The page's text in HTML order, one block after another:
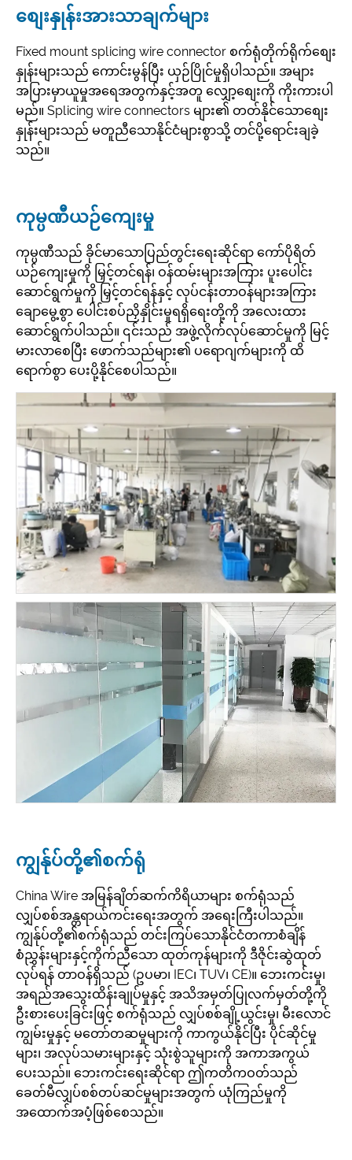
စျေးနှုန်းအားသာချက်များ
Fixed mount splicing wire connector စက်ရုံတိုက်ရိုက်စျေး
နှုန်းများသည် ကောင်းမွန်ပြီး ယှဉ်ပြိုင်မှုရှိပါသည်။ အများ
အပြားမှာယူမှုအရေအတွက်နှင့်အတူ လျှော့စျေးကို ကိုးကားပါ
မည်။ Splicing wire connectors များ၏ တတ်နိုင်သောစျေး
နှုန်းများသည် မတူညီသောနိုင်ငံများစွာသို့ တင်ပို့ရောင်းချခဲ့
သည်။
ကုမ္ပဏီယဉ်ကျေးမှု
ကုမ္ပဏီသည် ခိုင်မာသောပြည်တွင်းရေးဆိုင်ရာ ကော်ပိုရိတ်
ယဉ်ကျေးမှုကို မြှင့်တင်ရန်၊ ဝန်ထမ်းများအကြား ပူးပေါင်း
ဆောင်ရွက်မှုကို မြှင့်တင်ရန်နှင့် လုပ်ငန်းတာဝန်များအကြား
ချောမွေ့စွာ ပေါင်းစပ်ညှိနှိုင်းမှုရရှိရေးတို့ကို အလေးထား
ဆောင်ရွက်ပါသည်။ ၎င်းသည် အဖွဲ့လိုက်လုပ်ဆောင်မှုကို မြင့်
မားလာစေပြီး ဖောက်သည်များ၏ ပရောဂျက်များကို ထိ
ရောက်စွာ ပေးပို့နိုင်စေပါသည်။
ကျွန်ုပ်တို့၏စက်ရုံ
China Wire အမြန်ချိတ်ဆက်ကိရိယာများ စက်ရုံသည်
လျှပ်စစ်အန္တရာယ်ကင်းရေးအတွက် အရေးကြီးပါသည်။
ကျွန်ုပ်တို့၏စက်ရုံသည် တင်းကြပ်သောနိုင်ငံတကာစံချိန်
စံညွှန်းများနှင့်ကိုက်ညီသော ထုတ်ကုန်များကို ဒီဇိုင်းဆွဲထုတ်
လုပ်ရန် တာဝန်ရှိသည် (ဥပမာ၊ IEC၊ TUV၊ CE)။ ဘေးကင်းမှု၊
အရည်အသွေးထိန်းချုပ်မှုနှင့် အသိအမှတ်ပြုလက်မှတ်တို့ကို
ဦးစားပေးခြင်းဖြင့် စက်ရုံသည် လျှပ်စစ်ချို့ယွင်းမှု၊ မီးလောင်
ကျွမ်းမှုနှင့် မတော်တဆမှုများကို ကာကွယ်နိုင်ပြီး ပိုင်ဆိုင်မှု
များ၊ အလုပ်သမားများနှင့် သုံးစွဲသူများကို အကာအကွယ်
ပေးသည်။ ဘေးကင်းရေးဆိုင်ရာ ဤကတိကဝတ်သည်
ခေတ်မီလျှပ်စစ်တပ်ဆင်မှုများအတွက် ယုံကြည်မှုကို
အထောက်အပံ့ဖြစ်စေသည်။